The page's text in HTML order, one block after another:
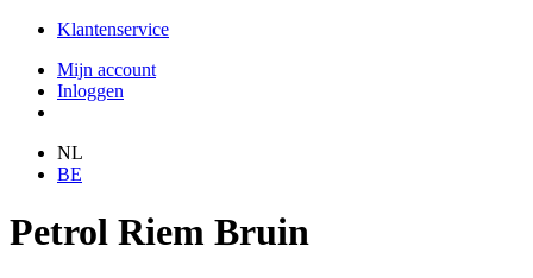
Klantenservice
Mijn account
Inloggen
NL
BE
Petrol Riem Bruin